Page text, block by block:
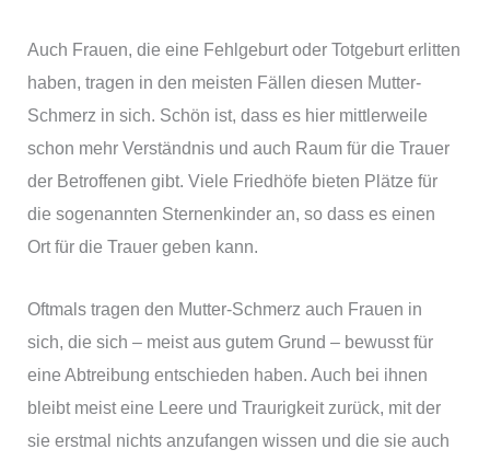
Auch Frauen, die eine Fehlgeburt oder Totgeburt erlitten
haben, tragen in den meisten Fällen diesen Mutter-
Schmerz in sich. Schön ist, dass es hier mittlerweile
schon mehr Verständnis und auch Raum für die Trauer
der Betroffenen gibt. Viele Friedhöfe bieten Plätze für
die sogenannten Sternenkinder an, so dass es einen
Ort für die Trauer geben kann.
Oftmals tragen den Mutter-Schmerz auch Frauen in
sich, die sich – meist aus gutem Grund – bewusst für
eine Abtreibung entschieden haben. Auch bei ihnen
bleibt meist eine Leere und Traurigkeit zurück, mit der
sie erstmal nichts anzufangen wissen und die sie auch